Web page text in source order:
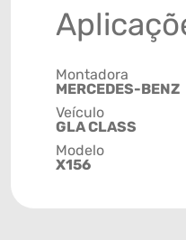
Montadora
MERCEDES-BENZ
Veículo
GLA CLASS
Modelo
X156